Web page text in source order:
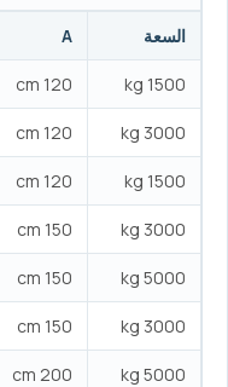
السعة A
1500 kg
120 cm
3000 kg
120 cm
1500 kg
120 cm
3000 kg
150 cm
5000 kg
150 cm
3000 kg
150 cm
5000 kg
200 cm